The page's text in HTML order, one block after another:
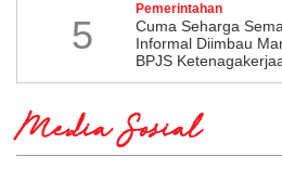
5
Pemerintahan
Cuma Seharga
Informal Diimbau
BPJS
Media Sosial